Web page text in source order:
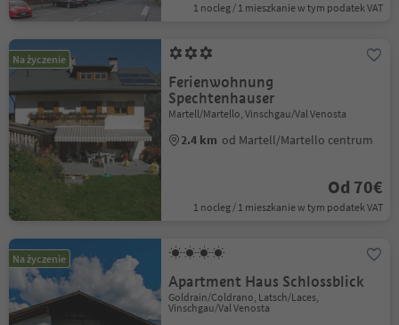
1 nocleg / 1 mieszkanie w tym podatek VAT
Na życzenie
Ferienwohnung
Spechtenhauser
Martell/Martello, Vinschgau/Val Venosta
2.4 km od Martell/Martello centrum
Od 70€
1 nocleg / 1 mieszkanie w tym podatek VAT
Na życzenie
Apartment Haus Schlossblick
Goldrain/Coldrano, Latsch/Laces,
Vinschgau/Val Venosta